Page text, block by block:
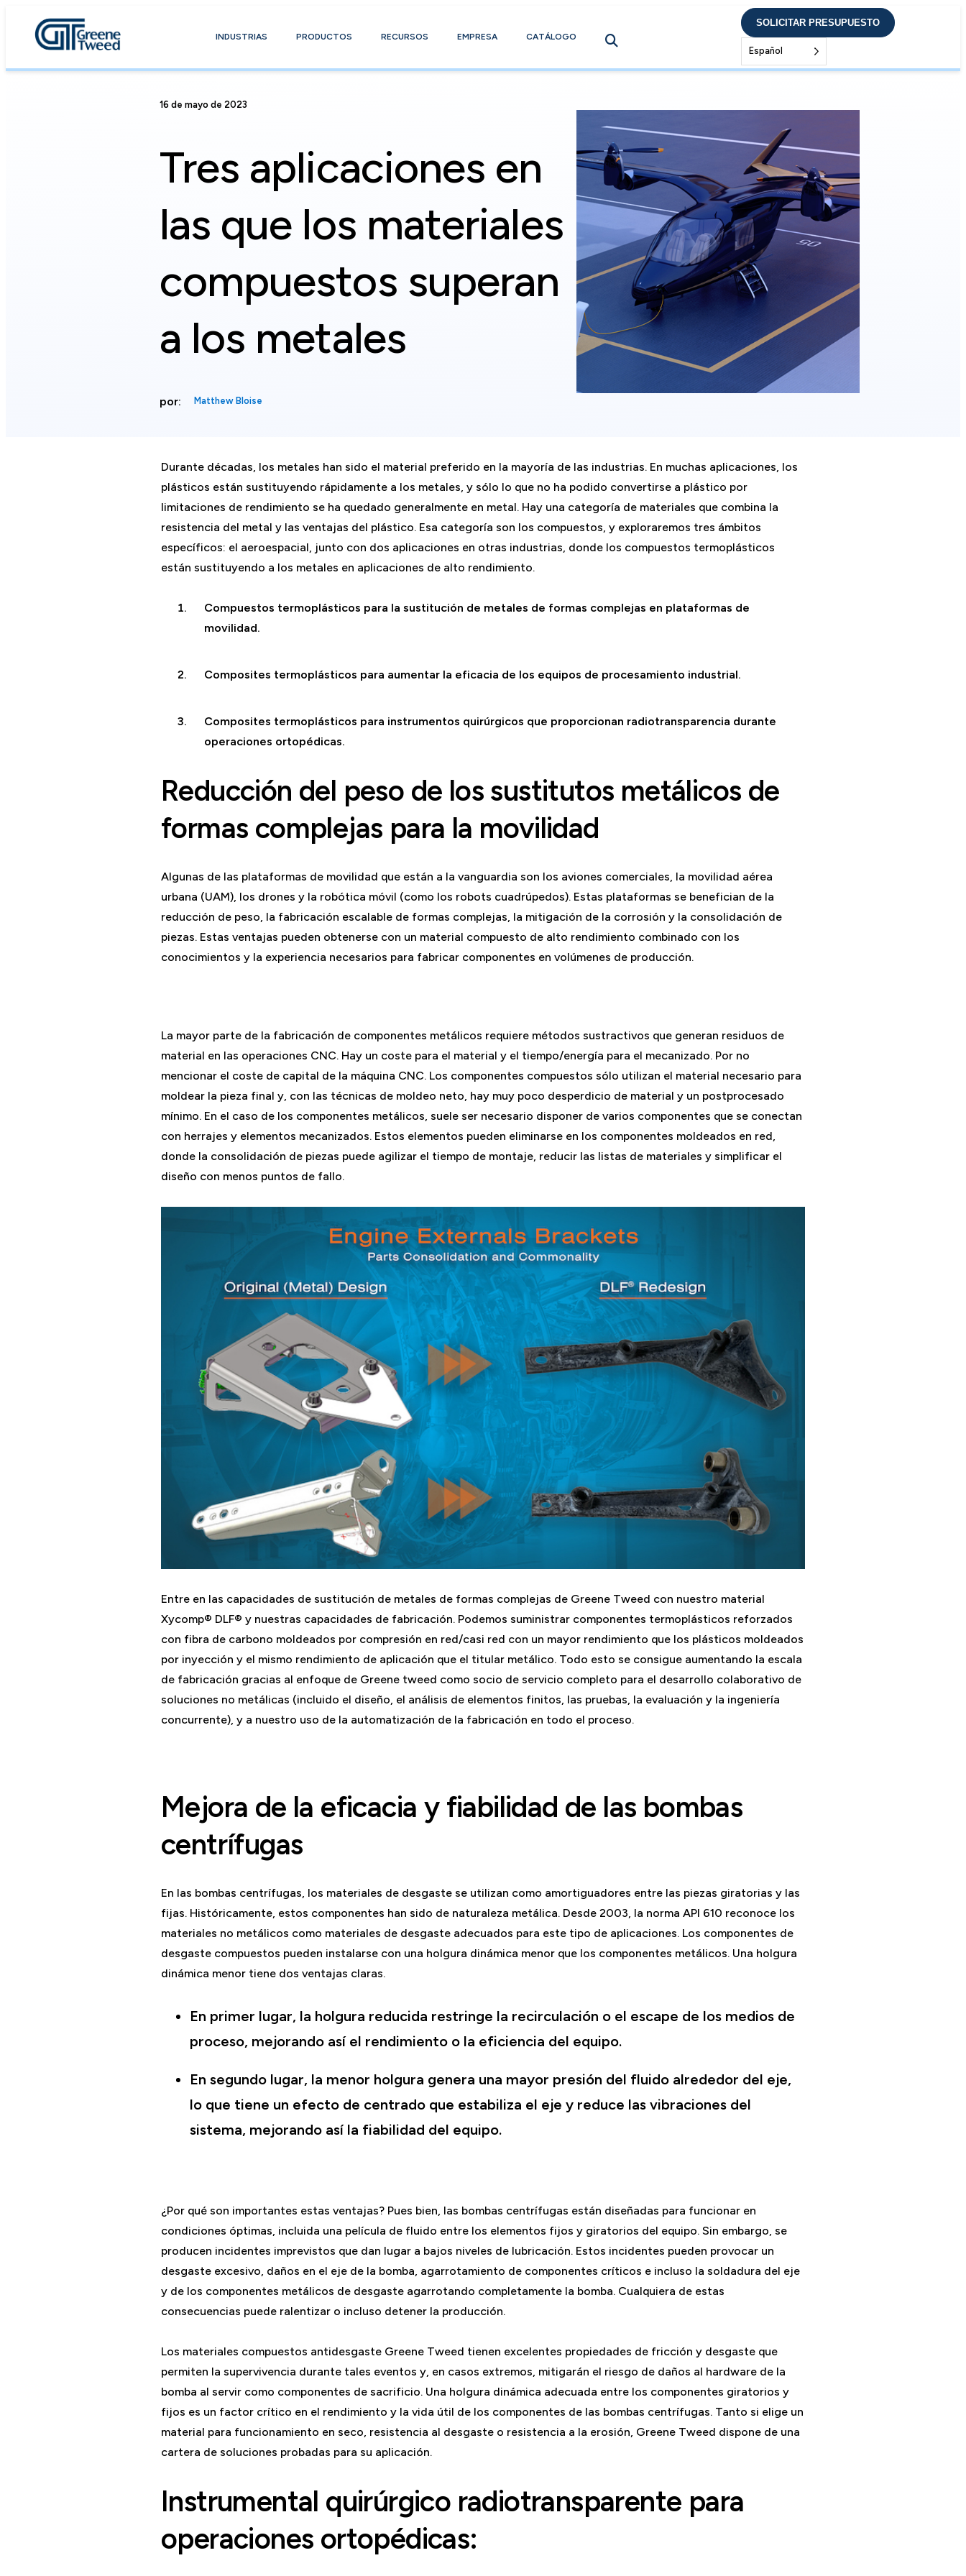
INDUSTRIAS PRODUCTOS RECURSOS EMPRESA CATÁLOGO
SOLICITAR PRESUPUESTO
Español
16 de mayo de 2023
Tres aplicaciones en
las que los materiales
compuestos superan
a los metales
por: Matthew Bloise
Durante décadas, los metales han sido el material preferido en la mayoría de las industrias. En muchas aplicaciones, los
plásticos están sustituyendo rápidamente a los metales, y sólo lo que no ha podido convertirse a plástico por
limitaciones de rendimiento se ha quedado generalmente en metal. Hay una categoría de materiales que combina la
resistencia del metal y las ventajas del plástico. Esa categoría son los compuestos, y exploraremos tres ámbitos
específicos: el aeroespacial, junto con dos aplicaciones en otras industrias, donde los compuestos termoplásticos
están sustituyendo a los metales en aplicaciones de alto rendimiento.
Compuestos termoplásticos para la sustitución de metales de formas complejas en plataformas de
movilidad.
Composites termoplásticos para aumentar la eficacia de los equipos de procesamiento industrial.
Composites termoplásticos para instrumentos quirúrgicos que proporcionan radiotransparencia durante
operaciones ortopédicas.
Reducción del peso de los sustitutos metálicos de
formas complejas para la movilidad
Algunas de las plataformas de movilidad que están a la vanguardia son los aviones comerciales, la movilidad aérea
urbana (UAM), los drones y la robótica móvil (como los robots cuadrúpedos). Estas plataformas se benefician de la
reducción de peso, la fabricación escalable de formas complejas, la mitigación de la corrosión y la consolidación de
piezas. Estas ventajas pueden obtenerse con un material compuesto de alto rendimiento combinado con los
conocimientos y la experiencia necesarios para fabricar componentes en volúmenes de producción.
La mayor parte de la fabricación de componentes metálicos requiere métodos sustractivos que generan residuos de
material en las operaciones CNC. Hay un coste para el material y el tiempo/energía para el mecanizado. Por no
mencionar el coste de capital de la máquina CNC. Los componentes compuestos sólo utilizan el material necesario para
moldear la pieza final y, con las técnicas de moldeo neto, hay muy poco desperdicio de material y un postprocesado
mínimo. En el caso de los componentes metálicos, suele ser necesario disponer de varios componentes que se conectan
con herrajes y elementos mecanizados. Estos elementos pueden eliminarse en los componentes moldeados en red,
donde la consolidación de piezas puede agilizar el tiempo de montaje, reducir las listas de materiales y simplificar el
diseño con menos puntos de fallo.
Entre en las capacidades de sustitución de metales de formas complejas de Greene Tweed con nuestro material
Xycomp® DLF® y nuestras capacidades de fabricación. Podemos suministrar componentes termoplásticos reforzados
con fibra de carbono moldeados por compresión en red/casi red con un mayor rendimiento que los plásticos moldeados
por inyección y el mismo rendimiento de aplicación que el titular metálico. Todo esto se consigue aumentando la escala
de fabricación gracias al enfoque de Greene tweed como socio de servicio completo para el desarrollo colaborativo de
soluciones no metálicas (incluido el diseño, el análisis de elementos finitos, las pruebas, la evaluación y la ingeniería
concurrente), y a nuestro uso de la automatización de la fabricación en todo el proceso.
Mejora de la eficacia y fiabilidad de las bombas
centrífugas
En las bombas centrífugas, los materiales de desgaste se utilizan como amortiguadores entre las piezas giratorias y las
fijas. Históricamente, estos componentes han sido de naturaleza metálica. Desde 2003, la norma API 610 reconoce los
materiales no metálicos como materiales de desgaste adecuados para este tipo de aplicaciones. Los componentes de
desgaste compuestos pueden instalarse con una holgura dinámica menor que los componentes metálicos. Una holgura
dinámica menor tiene dos ventajas claras.
En primer lugar, la holgura reducida restringe la recirculación o el escape de los medios de
proceso, mejorando así el rendimiento o la eficiencia del equipo.
En segundo lugar, la menor holgura genera una mayor presión del fluido alrededor del eje,
lo que tiene un efecto de centrado que estabiliza el eje y reduce las vibraciones del
sistema, mejorando así la fiabilidad del equipo.
¿Por qué son importantes estas ventajas? Pues bien, las bombas centrífugas están diseñadas para funcionar en
condiciones óptimas, incluida una película de fluido entre los elementos fijos y giratorios del equipo. Sin embargo, se
producen incidentes imprevistos que dan lugar a bajos niveles de lubricación. Estos incidentes pueden provocar un
desgaste excesivo, daños en el eje de la bomba, agarrotamiento de componentes críticos e incluso la soldadura del eje
y de los componentes metálicos de desgaste agarrotando completamente la bomba. Cualquiera de estas
consecuencias puede ralentizar o incluso detener la producción.
Los materiales compuestos antidesgaste Greene Tweed tienen excelentes propiedades de fricción y desgaste que
permiten la supervivencia durante tales eventos y, en casos extremos, mitigarán el riesgo de daños al hardware de la
bomba al servir como componentes de sacrificio. Una holgura dinámica adecuada entre los componentes giratorios y
fijos es un factor crítico en el rendimiento y la vida útil de los componentes de las bombas centrífugas. Tanto si elige un
material para funcionamiento en seco, resistencia al desgaste o resistencia a la erosión, Greene Tweed dispone de una
cartera de soluciones probadas para su aplicación.
Instrumental quirúrgico radiotransparente para
operaciones ortopédicas: